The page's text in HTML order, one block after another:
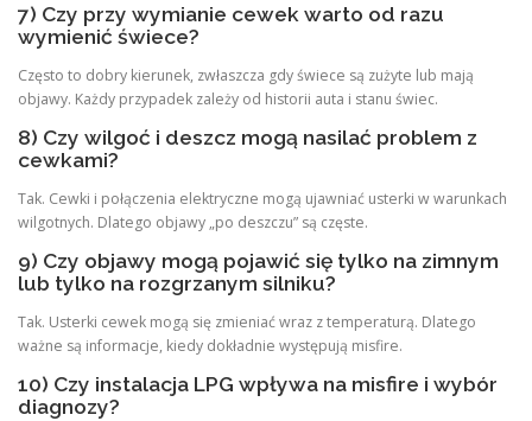
7) Czy przy wymianie cewek warto od razu
wymienić świece?
Często to dobry kierunek, zwłaszcza gdy świece są zużyte lub mają
objawy. Każdy przypadek zależy od historii auta i stanu świec.
8) Czy wilgoć i deszcz mogą nasilać problem z
cewkami?
Tak. Cewki i połączenia elektryczne mogą ujawniać usterki w warunkach
wilgotnych. Dlatego objawy „po deszczu” są częste.
9) Czy objawy mogą pojawić się tylko na zimnym
lub tylko na rozgrzanym silniku?
Tak. Usterki cewek mogą się zmieniać wraz z temperaturą. Dlatego
ważne są informacje, kiedy dokładnie występują misfire.
10) Czy instalacja LPG wpływa na misfire i wybór
diagnozy?